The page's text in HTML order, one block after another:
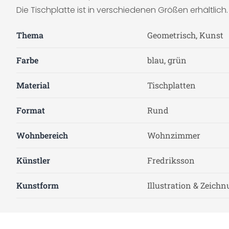
Die Tischplatte ist in verschiedenen Größen erhältlich.
Thema Geometrisch, Kunst
Farbe blau, grün
Material Tischplatten
Format Rund
Wohnbereich Wohnzimmer
Künstler Fredriksson
Kunstform Illustration &